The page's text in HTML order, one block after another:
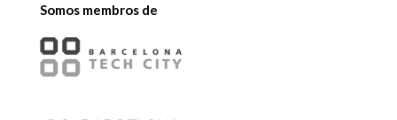
Somos membros de